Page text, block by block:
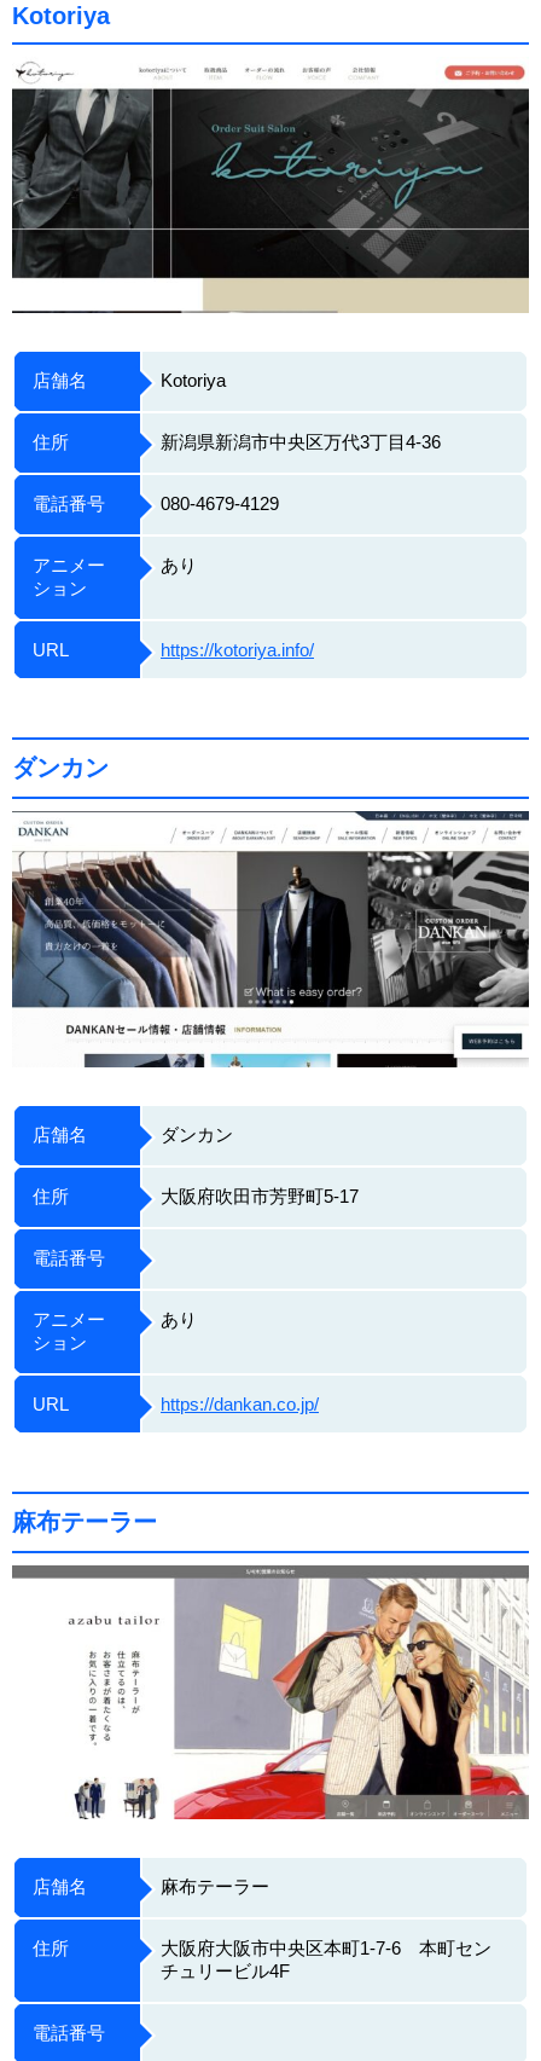
Kotoriya
店舗名 Kotoriya
住所 新潟県新潟市中央区万代3丁目4-36
電話番号 080-4679-4129
アニメー
ション
あり
URL https://kotoriya.info/
ダンカン
店舗名 ダンカン
住所 大阪府吹田市芳野町5-17
電話番号
アニメー
ション
あり
URL https://dankan.co.jp/
麻布テーラー
店舗名 麻布テーラー
住所
大阪府大阪市中央区本町1-7-6 本町セン
チュリービル4F
電話番号